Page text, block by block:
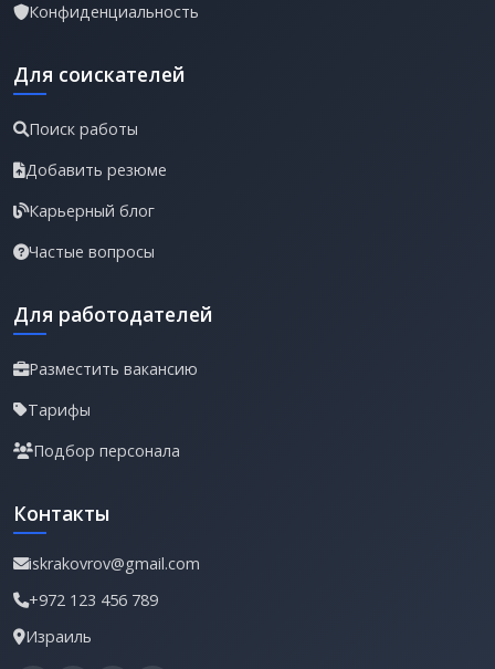
Конфиденциальность
Для соискателей
Поиск работы
Добавить резюме
Карьерный блог
Частые вопросы
Для работодателей
Разместить вакансию
Тарифы
Подбор персонала
Контакты
iskrakovrov@gmail.com
+972 123 456 789
Израиль